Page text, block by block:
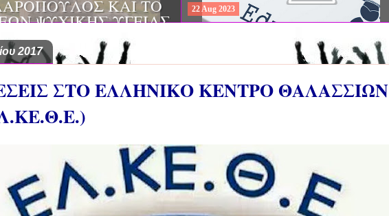
ΕΛΛΑΔΟΣ ΚΑΙ
ΠΑΘΟΛΟΓΙΚΕΣ
22Aug 2023
2017
ΣΤΟ ΕΛΛΗΝΙΚΟ ΚΕΝΤΡΟ ΘΑΛΑΣΣΙΩΝ